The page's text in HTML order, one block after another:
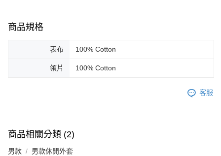
商品規格
表布 100% Cotton
領片 100% Cotton
客服
商品相關分類 (2)
男款 男款休閒外套